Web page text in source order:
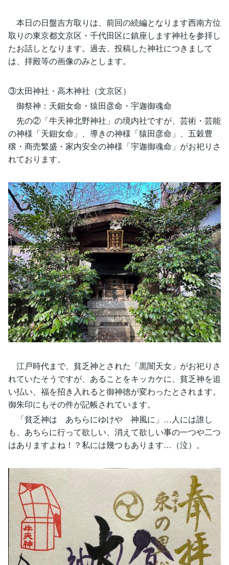
本日の日盤吉方取りは、前回の続編となります西南方位
取りの東京都文京区・千代田区に鎮座します神社を参拝し
たお話しとなります。過去、投稿した神社につきまして
は、拝殿等の画像のみとします。
③太田神社・高木神社（文京区）
御祭神：天鈿女命・猿田彦命・宇迦御魂命
先の②「牛天神北野神社」の境内社ですが、芸術・芸能
の神様「天鈿女命」、導きの神様「猿田彦命」、五穀豊
穣・商売繁盛・家内安全の神様「宇迦御魂命」がお祀りさ
れております。
江戸時代まで、貧乏神とされた「黒闇天女」がお祀りさ
れていたそうですが、あることをキッカケに、貧乏神を追
い払い、福を招き入れると御神徳が変わったとされます。
御朱印にもその件が記帳されています。
「貧乏神は あちらにゆけや 神風に」…人には誰し
も、あちらに行って欲しい、消えて欲しい事の一つや二つ
はありますよね！？私には幾つもあります…（泣）。